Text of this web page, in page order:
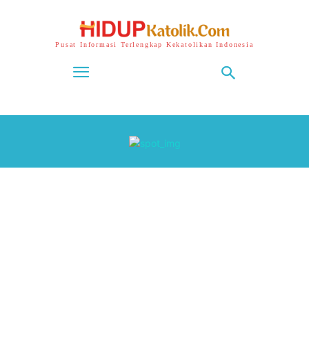
Pusat Informasi Terlengkap Kekatolikan Indonesia